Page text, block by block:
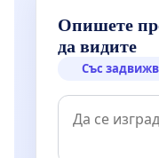
Опишете
да видите
Със